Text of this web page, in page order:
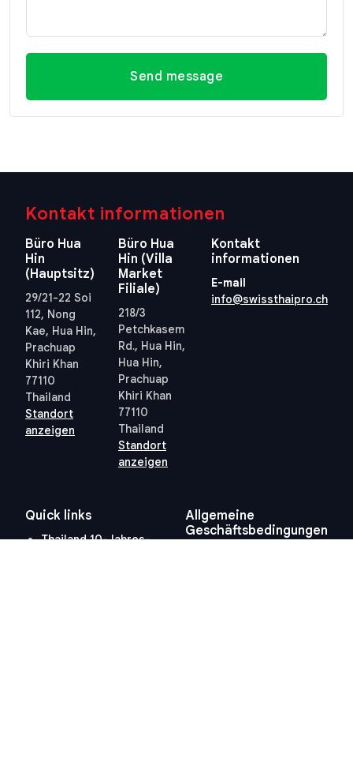
Send message
Kontakt informationen
Büro Hua
Hin
(Hauptsitz)
29/21-22 Soi
112, Nong
Kae, Hua Hin,
Prachuap
Khiri Khan
77110
Thailand
Standort
anzeigen
Büro Hua
Hin (Villa
Market
Filiale)
218/3
Petchkasem
Rd., Hua Hin,
Hua Hin,
Prachuap
Khiri Khan
77110
Thailand
Standort
anzeigen
Kontakt
informationen
E-mail
info@swissthaipro.ch
Quick links
Thailand 10-Jahres-
Allgemeine
Geschäftsbedingungen